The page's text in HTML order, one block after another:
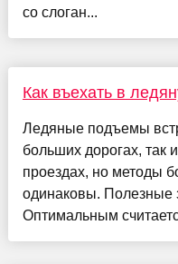
со слоган...
Как въехать в
Ледяные подъемы
больших дорогах, так
проездах, но методы
одинаковы. Полезные
Оптимальным